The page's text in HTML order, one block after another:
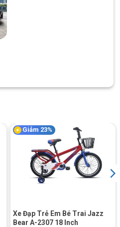
Giảm 23%
Xe Đạp Trẻ Em Bé Trai Jazz
Bear A-2307 18 Inch